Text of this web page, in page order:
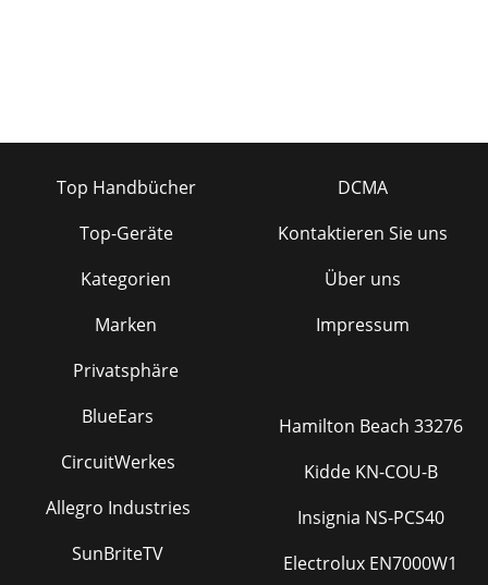
Top Handbücher
Top-Geräte
Kategorien
Marken
Privatsphäre
DCMA
Kontaktieren Sie uns
Über uns
Impressum
BlueEars
CircuitWerkes
Allegro Industries
SunBriteTV
Hamilton Beach 33276
Kidde KN-COU-B
Insignia NS-PCS40
Electrolux EN7000W1